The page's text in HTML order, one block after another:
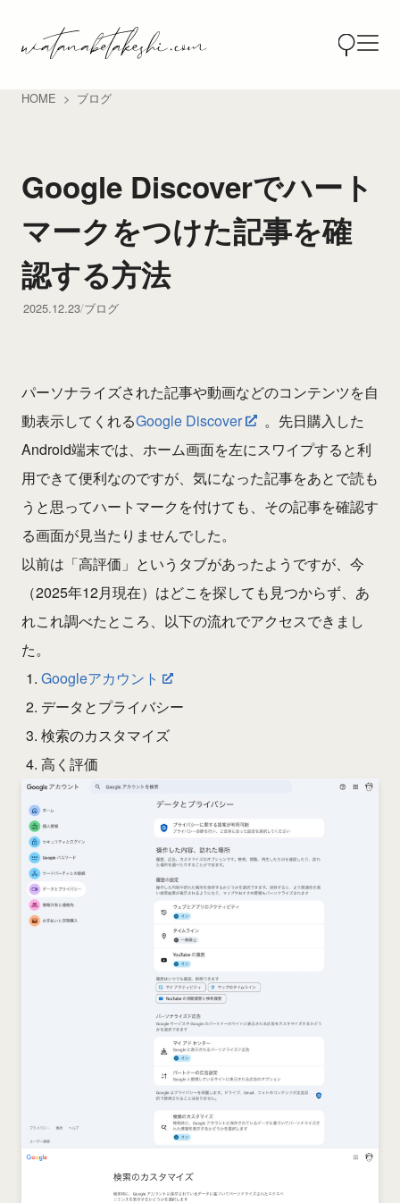
HOME ブログ
Google Discoverでハート
マークをつけた記事を確
認する方法
2025.12.23 ブログ
パーソナライズされた記事や動画などのコンテンツを自
動表示してくれるGoogle Discover
。先日購入した
Android端末では、ホーム画面を左にスワイプすると利
用できて便利なのですが、気になった記事をあとで読も
うと思ってハートマークを付けても、その記事を確認す
る画面が見当たりませんでした。
以前は「高評価」というタブがあったようですが、今
（2025年12月現在）はどこを探しても見つからず、あ
れこれ調べたところ、以下の流れでアクセスできまし
た。
Googleアカウント
データとプライバシー
検索のカスタマイズ
高く評価